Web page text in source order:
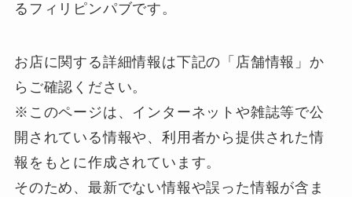
るフィリピンパブです。
お店に関する詳細情報は下記の「店舗情報」か
らご確認ください。
※このページは、インターネットや雑誌等で公
開されている情報や、利用者から提供された情
報をもとに作成されています。
そのため、最新でない情報や誤った情報が含ま